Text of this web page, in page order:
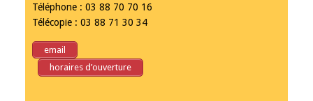
Téléphone : 03 88 70 70 16
Télécopie : 03 88 71 30 34
email
horaires d’ouverture